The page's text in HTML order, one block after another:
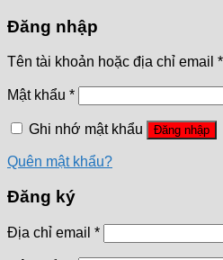
Đăng nhập
Tên tài khoản hoặc địa chỉ email *
Mật khẩu *
Ghi nhớ mật khẩu Đăng nhập
Quên mật khẩu?
Đăng ký
Địa chỉ email *